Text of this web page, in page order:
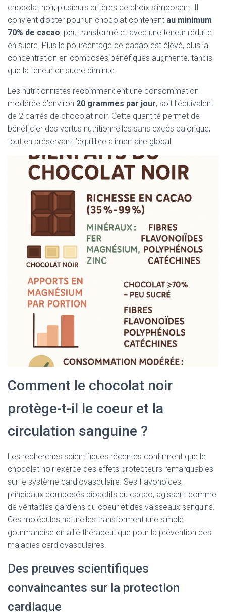
chocolat noir, plusieurs critères de choix s’imposent. Il
convient d’opter pour un chocolat contenant au minimum
70% de cacao, peu transformé et avec une teneur réduite
en sucre. Plus le pourcentage de cacao est élevé, plus la
concentration en composés bénéfiques augmente, tandis
que la teneur en sucre diminue.
Les nutritionnistes recommandent une consommation
modérée d’environ 20 grammes par jour, soit l’équivalent
de 2 carrés de chocolat noir. Cette quantité permet de
bénéficier des vertus nutritionnelles sans excès calorique,
tout en préservant l’équilibre alimentaire global.
Comment le chocolat noir
protège-t-il le coeur et la
circulation sanguine ?
Les recherches scientifiques récentes confirment que le
chocolat noir exerce des effets protecteurs remarquables
sur le système cardiovasculaire. Ses flavonoïdes,
principaux composés bioactifs du cacao, agissent comme
de véritables gardiens du coeur et des vaisseaux sanguins.
Ces molécules naturelles transforment une simple
gourmandise en allié thérapeutique pour la prévention des
maladies cardiovasculaires.
Des preuves scientifiques
convaincantes sur la protection
cardiaque